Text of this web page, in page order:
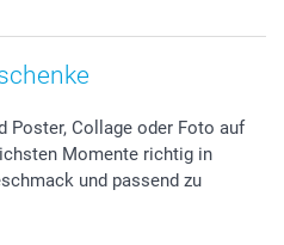
Poster, Collage oder Foto auf
Momente richtig in
und passend zu